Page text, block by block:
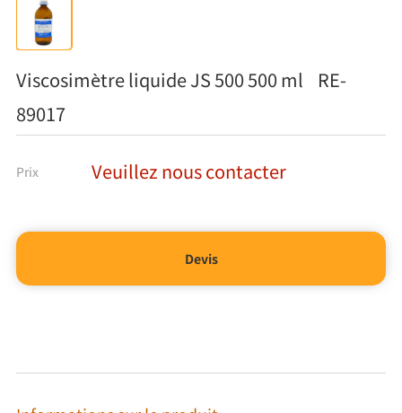
Viscosimètre liquide JS 500 500 ml RE-
89017
Prix Veuillez nous contacter
Devis